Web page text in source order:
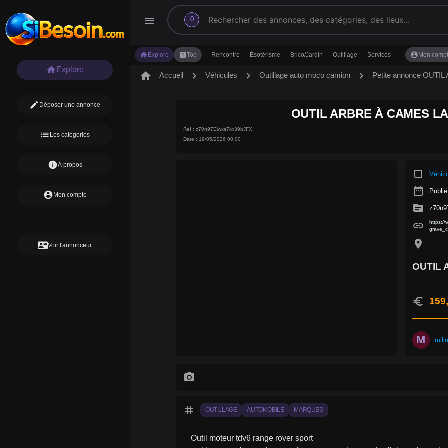
menu 0
search
home Explore looks_oneTop Rencontre Ésotérisme Brico/Jardin Outillage Services account_circle Mon
home Explore
edit Déposer une annonce
list Les catégories
infoÀ propos
account_circle Mon compte
contact_mailVoir l'annonceur
home Accueil chevron_right Véhicules chevron_right Outillage auto moco camion chevron_right Petite annonce
OUTIL ARBRE À CAMES
Ref : z70n97Eiwxs7kx39bJFX
Date : 19/05/2026 00:00
crop_square
date_range
source
link
https://
location_on
OUTIL
euro
M
photo_camera
tag OUTILLAGE AUTOMOBILE MARQUES
Outil moteur tdv6 range rover sport